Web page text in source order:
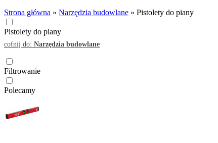
Strona główna » Narzędzia budowlane » Pistolety do piany
Pistolety do piany
cofnij do: Narzędzia budowlane
Filtrowanie
Polecamy